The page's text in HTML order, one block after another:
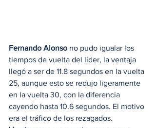
Fernando Alonso no pudo igualar los
tiempos de vuelta del líder, la ventaja
llegó a ser de 11.8 segundos en la vuelta
25, aunque esto se redujo ligeramente
en la vuelta 30, con la diferencia
cayendo hasta 10.6 segundos. El motivo
era el tráfico de los rezagados.